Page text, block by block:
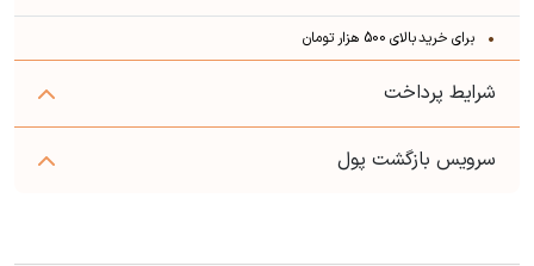
برای خرید بالای 500 هزار تومان
شرایط پرداخت
سرویس بازگشت پول